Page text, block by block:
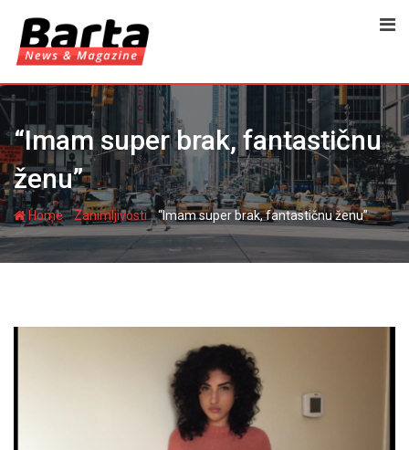
content
“Imam super brak, fantastičnu
ženu”
Home-Zanimljivosti-“Imam super brak, fantastičnu ženu”